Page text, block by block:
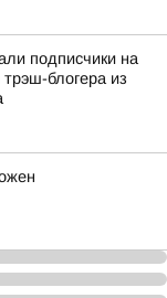
подписчики на
блогера из